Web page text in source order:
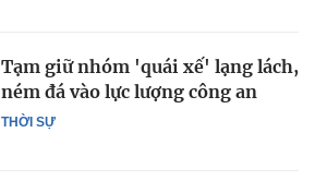
THỜI SỰ
Tạm giữ nhóm 'quái xế' lạng lách,
ném đá vào lực lượng công an